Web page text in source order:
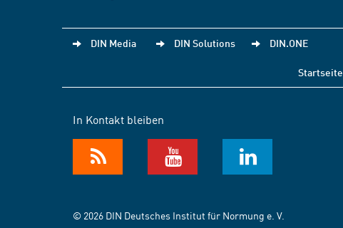
DIN Media DIN Solutions DIN.ONE
Startseite
In Kontakt bleiben
© 2026 DIN Deutsches Institut für Normung e. V.